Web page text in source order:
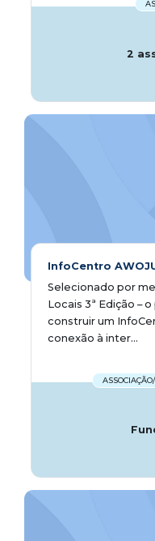
2
InfoCentro
Selecionado por
Locais 3ª Edição –
construir um
conexão à inter...